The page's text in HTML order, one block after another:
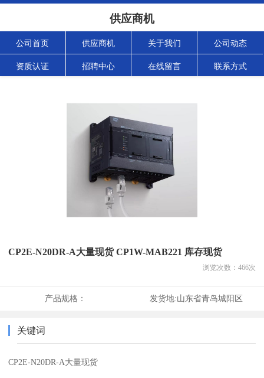
供应商机
公司首页 供应商机 关于我们 公司动态
资质认证 招聘中心 在线留言 联系方式
CP2E-N20DR-A大量现货 CP1W-MAB221 库存现货
浏览次数： 466次
产品规格： 发货地:山东省青岛城阳区
关键词
CP2E-N20DR-A大量现货